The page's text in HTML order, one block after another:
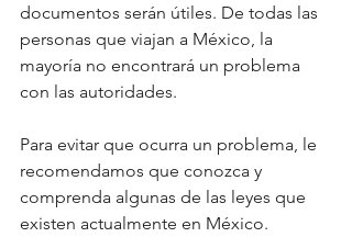
documentos serán útiles. De todas las
personas que viajan a México, la
mayoría no encontrará un problema
con las autoridades.
Para evitar que ocurra un problema, le
recomendamos que conozca y
comprenda algunas de las leyes que
existen actualmente en México.